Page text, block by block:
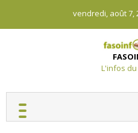
content
vendredi, août 7,
L'infos